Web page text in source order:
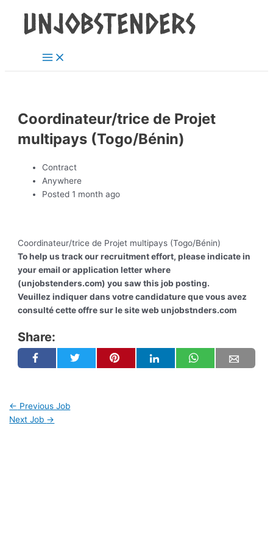
content
Menu
Coordinateur/trice de Projet
multipays (Togo/Bénin)
Contract
Anywhere
Posted 1 month ago
Coordinateur/trice de Projet multipays (Togo/Bénin)
To help us track our recruitment effort, please indicate in
your email or application letter where
(unjobstenders.com) you saw this job posting.
Veuillez indiquer dans votre candidature que vous avez
consulté cette offre sur le site web unjobstnders.com
Share:
navigation
← Previous Job
Next Job →